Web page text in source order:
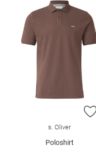
s. Oliver
Poloshirt